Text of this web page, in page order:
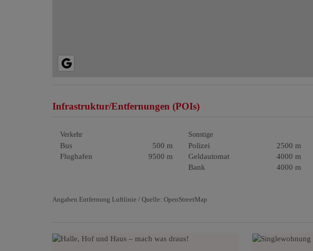
Infrastruktur/Entfernungen (POIs)
Verkehr
Bus
500 m
Flughafen
9500 m
Sonstige
Polizei
2500 m
Geldautomat
4000 m
Bank
4000 m
Angaben Entfernung Luftlinie / Quelle: OpenStreetMap